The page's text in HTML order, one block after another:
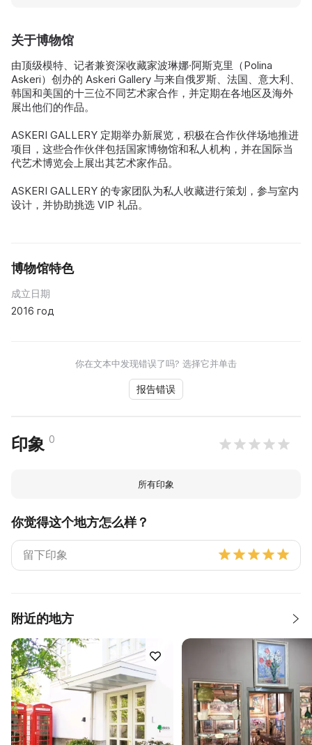
关于博物馆
由顶级模特、记者兼资深收藏家波琳娜·阿斯克里（Polina
Askeri）创办的 Askeri Gallery 与来自俄罗斯、法国、意大利、
韩国和美国的十三位不同艺术家合作，并定期在各地区及海外
展出他们的作品。
ASKERI GALLERY 定期举办新展览，积极在合作伙伴场地推进
项目，这些合作伙伴包括国家博物馆和私人机构，并在国际当
代艺术博览会上展出其艺术家作品。
ASKERI GALLERY 的专家团队为私人收藏进行策划，参与室内
设计，并协助挑选 VIP 礼品。
博物馆特色
成立日期
2016 год
你在文本中发现错误了吗? 选择它并单击
报告错误
印象 0
所有印象
你觉得这个地方怎么样？
附近的地方